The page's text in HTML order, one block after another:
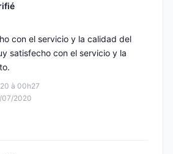
à 00h27
07/2020
con el servicio y la calidad del
satisfecho con el servicio y la